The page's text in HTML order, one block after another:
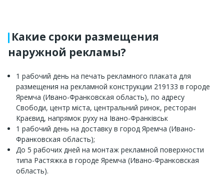
Какие сроки размещения
наружной рекламы?
1 рабочий день на печать рекламного плаката для
размещения на рекламной конструкции 219133 в городе
Яремча (Ивано-Франковская область), по адресу
Свободи, центр міста, центральний ринок, ресторан
Краєвид, напрямок руху на Івано-Франківськ
1 рабочий день на доставку в город Яремча (Ивано-
Франковская область);
До 5 рабочих дней на монтаж рекламной поверхности
типа Растяжка в городе Яремча (Ивано-Франковская
область).